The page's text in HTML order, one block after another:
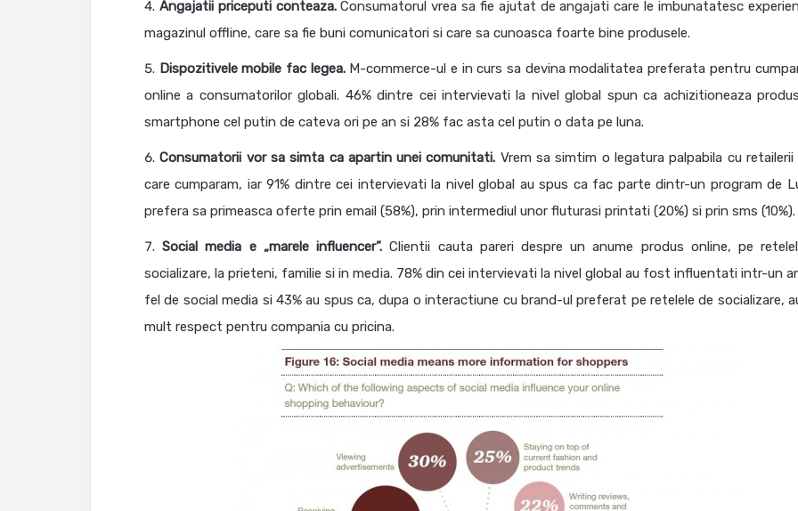
Angajatii priceputi conteaza.Consumatorul vrea sa fie ajutat de angajati care le imbunatatesc
magazinul offline, care sa fie buni comunicatori si care sa cunoasca foarte bine produsele.
Dispozitivele mobile fac legea. M-commerce-ul e in curs sa devina modalitatea preferata pentru
online a consumatorilor globali. 46% dintre cei intervievati la nivel global spun ca achizitioneaza
smartphone cel putin de cateva ori pe an si 28% fac asta cel putin o data pe luna.
Consumatorii vor sa simta ca apartin unei comunitati. Vrem sa simtim o legatura palpabila cu retailerii
care cumparam, iar 91% dintre cei intervievati la nivel global au spus ca fac parte dintr-un program de
prefera sa primeasca oferte prin email (58%), prin intermediul unor fluturasi printati (20%) si prin sms (10%).
Social media e „marele influencer”.Clientii cauta pareri despre un anume produs online, pe
socializare, la prieteni, familie si in media. 78% din cei intervievati la nivel global au fost influentati intr-un
fel de social media si 43% au spus ca, dupa o interactiune cu brand-ul preferat pe retelele de socializare,
mult respect pentru compania cu pricina.